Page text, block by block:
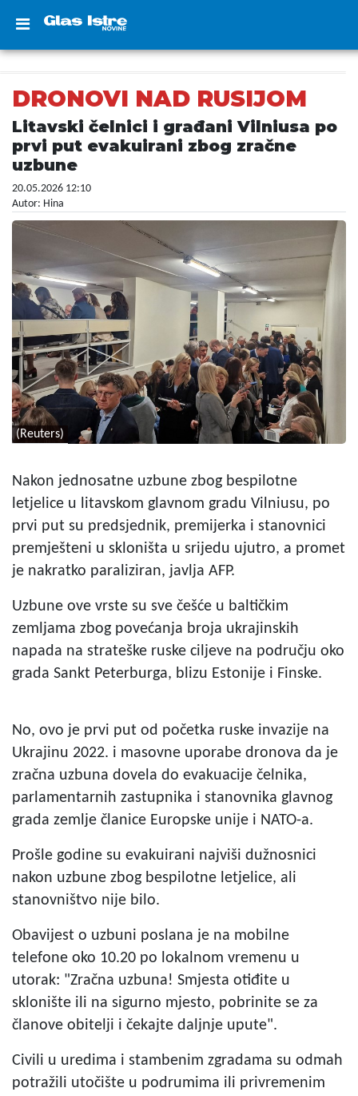
DRONOVI NAD RUSIJOM
Litavski čelnici i građani Vilniusa po
prvi put evakuirani zbog zračne
uzbune
20.05.2026 12:10
Autor: Hina
(Reuters)
Nakon jednosatne uzbune zbog bespilotne
letjelice u litavskom glavnom gradu Vilniusu, po
prvi put su predsjednik, premijerka i stanovnici
premješteni u skloništa u srijedu ujutro, a promet
je nakratko paraliziran, javlja AFP.
Uzbune ove vrste su sve češće u baltičkim
zemljama zbog povećanja broja ukrajinskih
napada na strateške ruske ciljeve na području oko
grada Sankt Peterburga, blizu Estonije i Finske.
No, ovo je prvi put od početka ruske invazije na
Ukrajinu 2022. i masovne uporabe dronova da je
zračna uzbuna dovela do evakuacije čelnika,
parlamentarnih zastupnika i stanovnika glavnog
grada zemlje članice Europske unije i NATO-a.
Prošle godine su evakuirani najviši dužnosnici
nakon uzbune zbog bespilotne letjelice, ali
stanovništvo nije bilo.
Obavijest o uzbuni poslana je na mobilne
telefone oko 10.20 po lokalnom vremenu u
utorak: "Zračna uzbuna! Smjesta otiđite u
sklonište ili na sigurno mjesto, pobrinite se za
članove obitelji i čekajte daljnje upute".
Civili u uredima i stambenim zgradama su odmah
potražili utočište u podrumima ili privremenim